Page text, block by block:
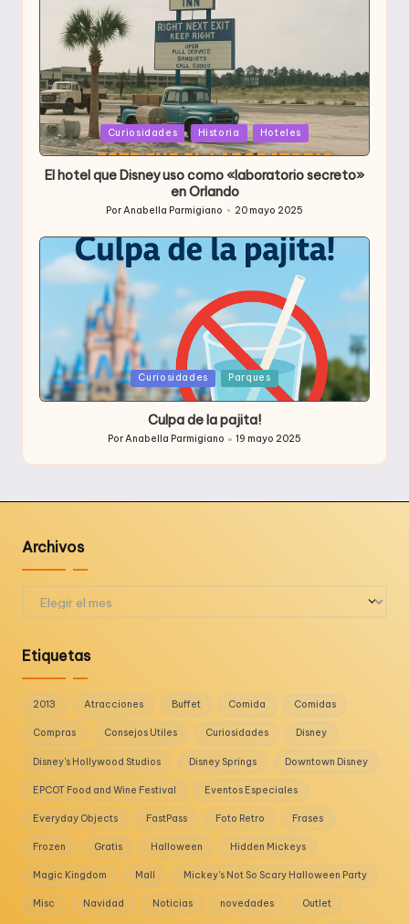
Publicada
en
Curiosidades Historia Hoteles
El hotel que Disney uso como «laboratorio secreto»
en Orlando
Publicado
por
PorAnabella Parmigiano 20 mayo 2025
Publicada
en
Curiosidades Parques
Culpa de la pajita!
Publicado
por
PorAnabella Parmigiano 19 mayo 2025
Archivos
Archivos
Etiquetas
2013 Atracciones Buffet Comida Comidas
Compras Consejos Utiles Curiosidades Disney
Disney's Hollywood Studios Disney Springs Downtown Disney
EPCOT Food and Wine Festival Eventos Especiales
Everyday Objects FastPass Foto Retro Frases
Frozen Gratis Halloween Hidden Mickeys
Magic Kingdom Mall Mickey's Not So Scary Halloween Party
Misc Navidad Noticias novedades Outlet